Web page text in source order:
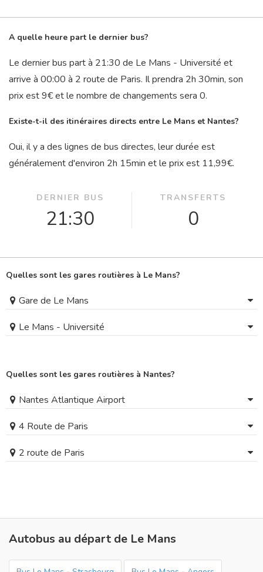
A quelle heure part le dernier bus?
Le dernier bus part à 21:30 de Le Mans - Université et
arrive à 00:00 à 2 route de Paris. Il prendra 2h 30min, son
prix est 9€ et le nombre de changements sera 0.
Existe-t-il des itinéraires directs entre Le Mans et Nantes?
Oui, il y a des lignes de bus directes, leur durée est
généralement d'environ 2h 15min et le prix est 11,99€.
DERNIER BUS
21:30
TRANSFERTS
0
Quelles sont les gares routières à Le Mans?
Gare de Le Mans
Le Mans - Université
Quelles sont les gares routières à Nantes?
Nantes Atlantique Airport
4 Route de Paris
2 route de Paris
Autobus au départ de Le Mans